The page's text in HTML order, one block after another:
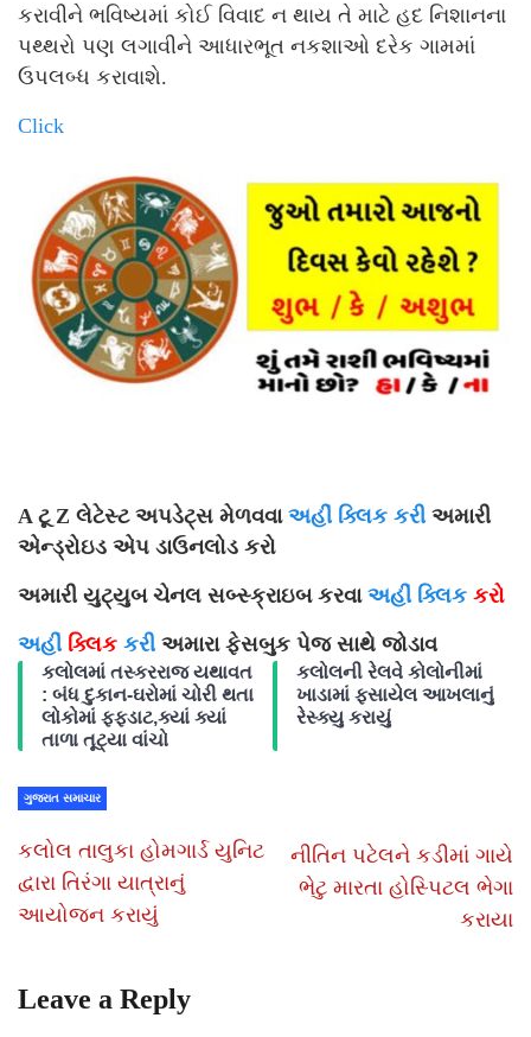
કરાવીને ભવિષ્યમાં કોઈ વિવાદ ન થાય તે માટે હદ નિશાનના
પથ્‍થરો પણ લગાવીને આધારભૂત નકશાઓ દરેક ગામમાં
ઉપલબ્‍ધ કરાવાશે.
Click
A ટૂ Z લેટેસ્ટ અપડેટ્સ મેળવવા અહીં ક્લિક કરી અમારી
એન્ડ્રોઇડ એપ ડાઉનલોડ કરો
અમારી યુટ્યુબ ચેનલ સબ્સ્ક્રાઇબ કરવા અહીં ક્લિક કરો
અહીં ક્લિક કરી અમારા ફેસબુક પેજ સાથે જોડાવ
કલોલમાં તસ્કરરાજ યથાવત
: બંધ દુકાન-ઘરોમાં ચોરી થતા
લોકોમાં ફફડાટ,ક્યાં ક્યાં
તાળા તૂટ્યા વાંચો
કલોલની રેલવે કોલોનીમાં
ખાડામાં ફસાયેલ આખલાનું
રેસ્ક્યુ કરાયું
ગુજરાત સમાચાર
કલોલ તાલુકા હોમગાર્ડ યુનિટ
દ્વારા તિરંગા યાત્રાનું
આયોજન કરાયું
નીતિન પટેલને કડીમાં ગાયે
ભેટુ મારતા હોસ્પિટલ ભેગા
કરાયા
Leave a Reply